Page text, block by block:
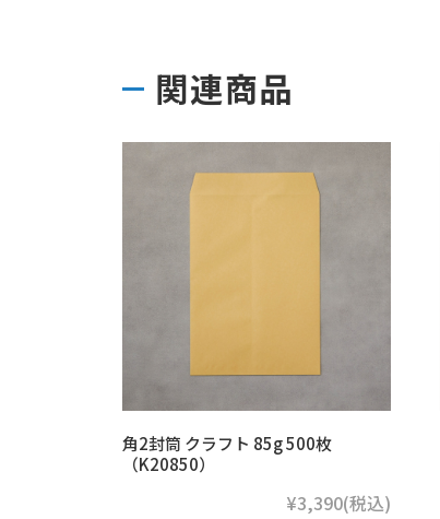
関連商品
角2封筒 クラフト 85g 500枚
（K20850）
¥3,390(税込)